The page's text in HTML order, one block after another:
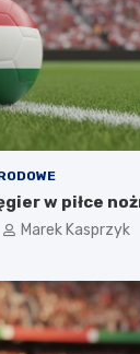
w piłce
Marek Kasprzyk